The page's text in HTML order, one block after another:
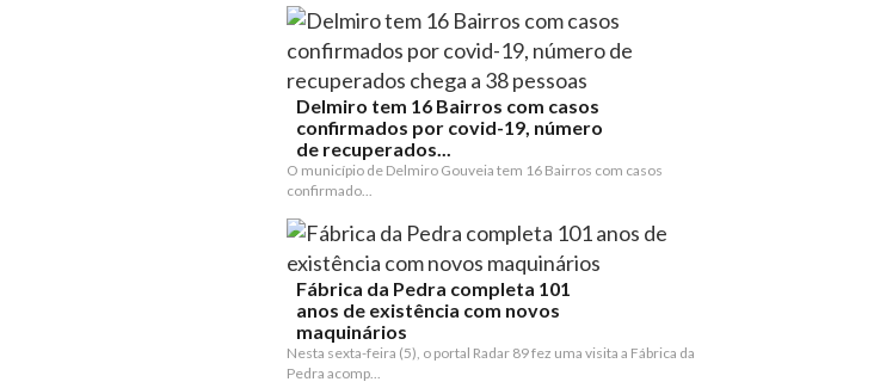
Delmiro tem 16 Bairros com casos
confirmados por covid-19, número
de recuperados...
O município de Delmiro Gouveia tem 16 Bairros com casos
confirmado...
Fábrica da Pedra completa 101
anos de existência com novos
maquinários
Nesta sexta-feira (5), o portal Radar 89 fez uma visita a Fábrica da
Pedra acomp...